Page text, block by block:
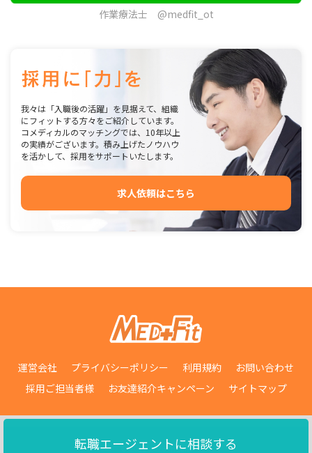
作業療法士 @medfit_ot
我々は「入職後の活躍」を見据えて、組織
にフィットする方々をご紹介しています。
コメディカルのマッチングでは、10年以上
の実績がございます。積み上げたノウハウ
を活かして、採用をサポートいたします。
求人依頼はこちら
運営会社 プライバシーポリシー 利用規約
お問い合わせ
採用ご担当者様
お友達紹介キャンペーン サイトマップ
© 2011-2026 medfit
転職エージェントに相談する